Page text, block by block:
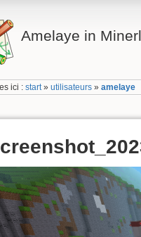
Amelaye in
ici :start»utilisateurs »amelaye